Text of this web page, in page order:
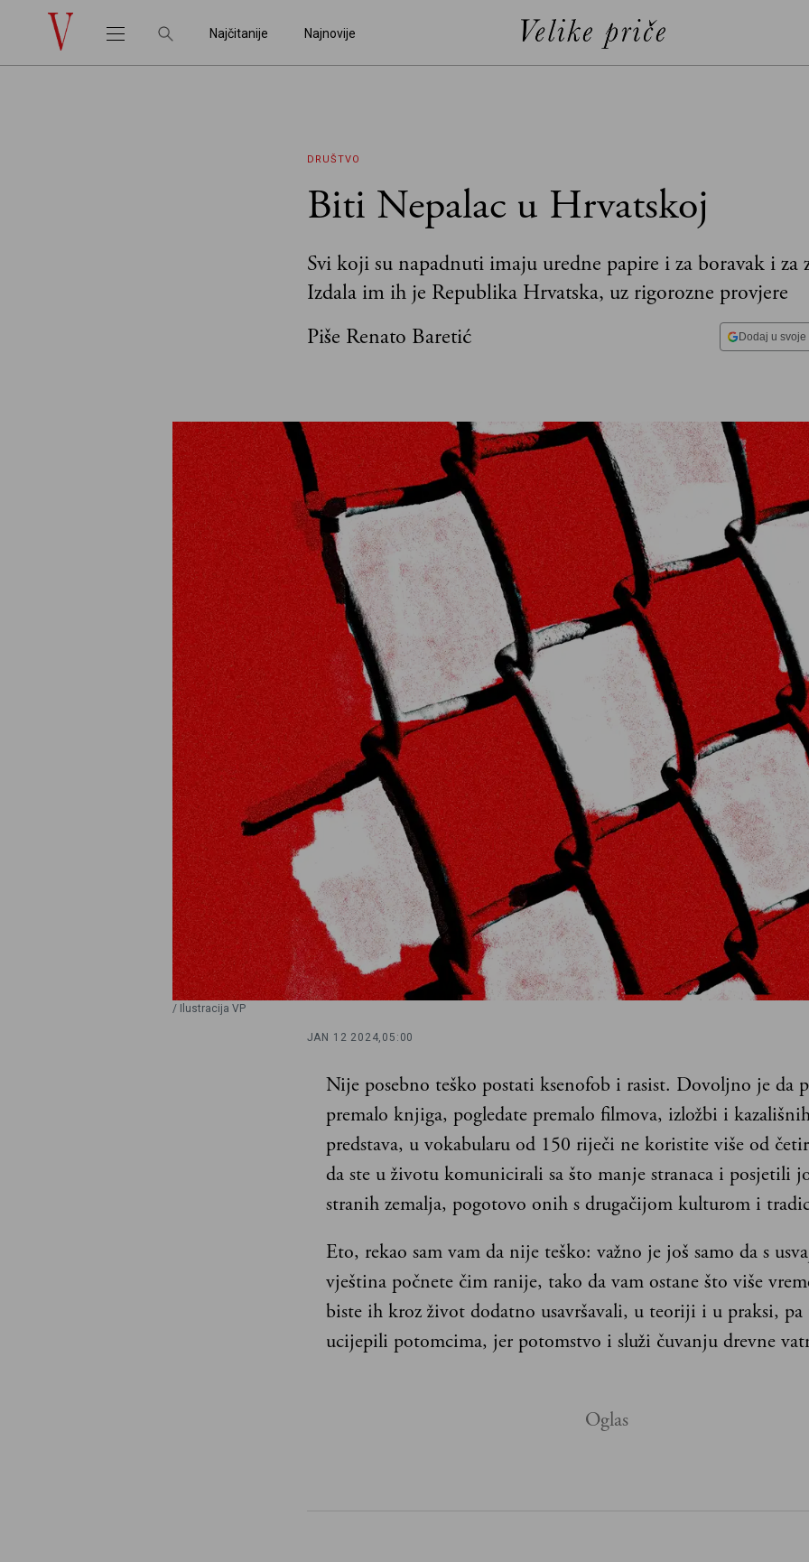
Najčitanije Najnovije
DRUŠTVO
Biti Nepalac u Hrvatskoj
Svi koji su napadnuti imaju uredne papire i za boravak i za
Izdala im ih je Republika Hrvatska, uz rigorozne provjere
Piše Renato Baretić
Dodaj u
/ Ilustracija VP
JAN 12 2024, 05:00
Nije posebno teško postati ksenofob i rasist. Dovoljno je da
premalo knjiga, pogledate premalo filmova, izložbi i
predstava, u vokabularu od 150 riječi ne koristite više od
da ste u životu komunicirali sa što manje stranaca i posjetili
stranih zemalja, pogotovo onih s drugačijom kulturom i
Eto, rekao sam vam da nije teško: važno je još samo da s
vještina počnete čim ranije, tako da vam ostane što više
biste ih kroz život dodatno usavršavali, u teoriji i u praksi, pa
ucijepili potomcima, jer potomstvo i služi čuvanju drevne